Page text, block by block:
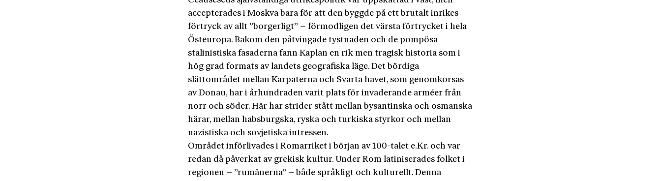
accepterades i Moskva bara för att den byggde på ett brutalt inrikes
förtryck av allt ”borgerligt” – förmodligen det värsta förtrycket i hela
Östeuropa. Bakom den påtvingade tystnaden och de pompösa
stalinistiska fasaderna fann Kaplan en rik men tragisk historia som i
hög grad formats av landets geografiska läge. Det bördiga
slättområdet mellan Karpaterna och Svarta havet, som genomkorsas
av Donau, har i århundraden varit plats för invaderande arméer från
norr och söder. Här har strider stått mellan bysantinska och osmanska
härar, mellan habsburgska, ryska och turkiska styrkor och mellan
nazistiska och sovjetiska intressen.
Området införlivades i Romarriket i början av 100-talet e.Kr. och var
redan då påverkat av grekisk kultur. Under Rom latiniserades folket i
regionen – ”rumänerna” – både språkligt och kulturellt. Denna